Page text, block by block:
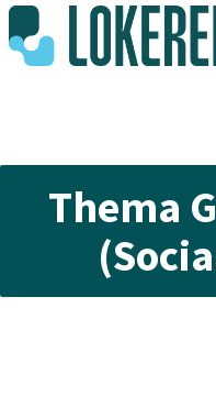
Thema